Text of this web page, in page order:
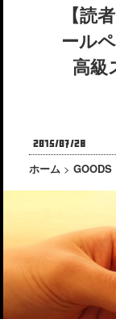
【読
ール
高級
2015/07/28
ホーム > GOODS